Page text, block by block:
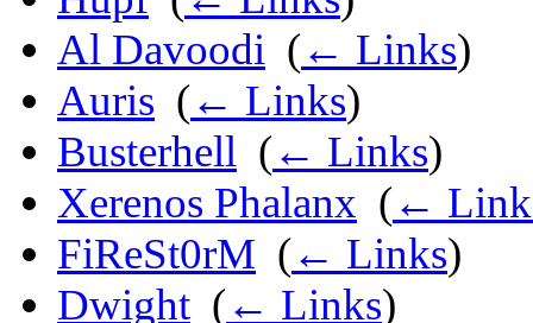
Al Davoodi (← Links)
Auris (← Links)
Busterhell (← Links)
Xerenos Phalanx (←
FiReSt0rM (← Links)
Dwight (← Links)